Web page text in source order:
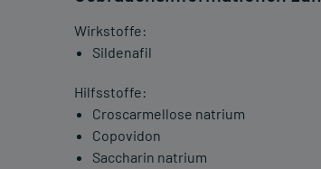
Wirkstoffe:
Sildenafil
Hilfsstoffe:
Croscarmellose natrium
Copovidon
Saccharin natrium